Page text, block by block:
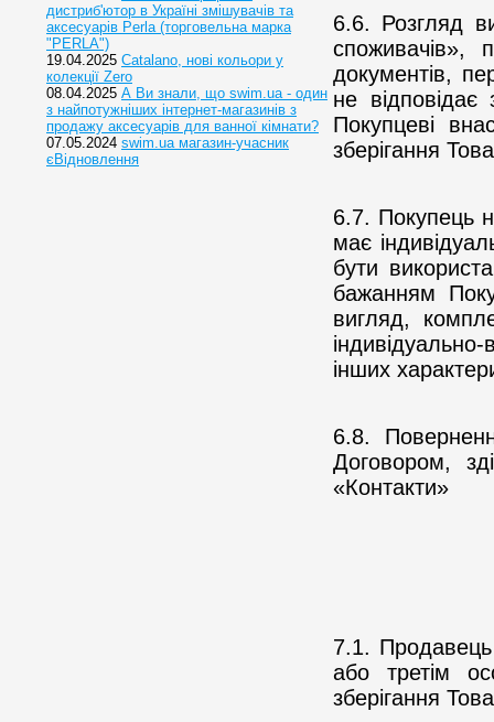
6.6. Розгляд
споживачів»,
документів,
не
Покупцеві
зберігання
6.7. Покупець
має
бути
бажанням
вигляд,
інших
6.8.
Договором,
«Контакти»
7.1. Продавець
або третім
зберігання
дистриб'ютор в Україні змішувачів та
аксесуарів Perla (торговельна марка
"PERLA")
19.04.2025 Catalano, нові кольори у
колекції Zero
08.04.2025 А Ви знали, що swim.ua - один
з найпотужніших інтернет-магазинів з
продажу аксесуарів для ванної кімнати?
07.05.2024 swim.ua магазин-учасник
єВідновлення